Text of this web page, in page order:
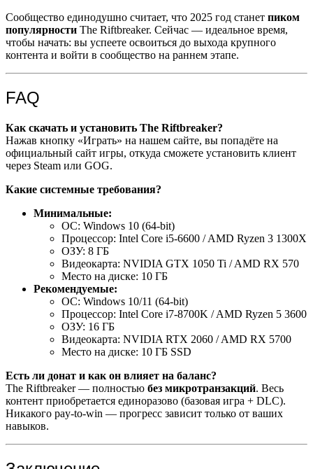
Сообщество единодушно считает, что 2025 год станет пиком
популярности The Riftbreaker. Сейчас — идеальное время,
чтобы начать: вы успеете освоиться до выхода крупного
контента и войти в сообщество на раннем этапе.
FAQ
Как скачать и установить The Riftbreaker?
Нажав кнопку «Играть» на нашем сайте, вы попадёте на
официальный сайт игры, откуда сможете установить клиент
через Steam или GOG.
Какие системные требования?
Минимальные:
ОС: Windows 10 (64-bit)
Процессор: Intel Core i5-6600 / AMD Ryzen 3 1300X
ОЗУ: 8 ГБ
Видеокарта: NVIDIA GTX 1050 Ti / AMD RX 570
Место на диске: 10 ГБ
Рекомендуемые:
ОС: Windows 10/11 (64-bit)
Процессор: Intel Core i7-8700K / AMD Ryzen 5 3600
ОЗУ: 16 ГБ
Видеокарта: NVIDIA RTX 2060 / AMD RX 5700
Место на диске: 10 ГБ SSD
Есть ли донат и как он влияет на баланс?
The Riftbreaker — полностью без микротранзакций. Весь
контент приобретается единоразово (базовая игра + DLC).
Никакого pay-to-win — прогресс зависит только от ваших
навыков.